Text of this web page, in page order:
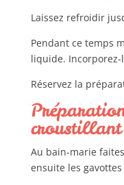
Laissez refroidir
Pendant ce temps
liquide. Incorporez-
Réservez la
Au bain-marie
ensuite les